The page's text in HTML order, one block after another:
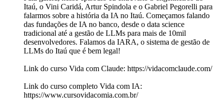
Itaú, o Vini Caridá, Artur Spindola e o Gabriel Pegorelli para
falarmos sobre a história da IA no Itaú. Começamos falando
das fundações de IA no banco, desde o data science
tradicional até a gestão de LLMs para mais de 10mil
desenvolvedores. Falamos da IARA, o sistema de gestão de
LLMs do Itaú que é bem legal!
Link do curso Vida com Claude: https://vidacomclaude.com/
Link do curso completo Vida com IA:
https://www.cursovidacomia.com.br/